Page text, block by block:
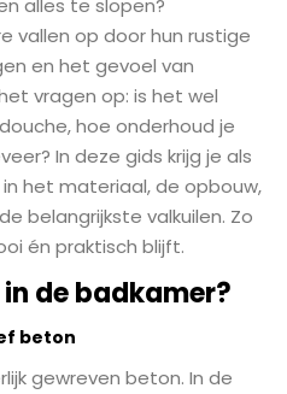
alles te slopen?
vallen op door hun rustige
en het gevoel van
vragen op: is het wel
hoe onderhoud je
In deze gids krijg je als
het materiaal, de opbouw,
belangrijkste valkuilen. Zo
én praktisch blijft.
de badkamer?
beton
gewreven beton. In de